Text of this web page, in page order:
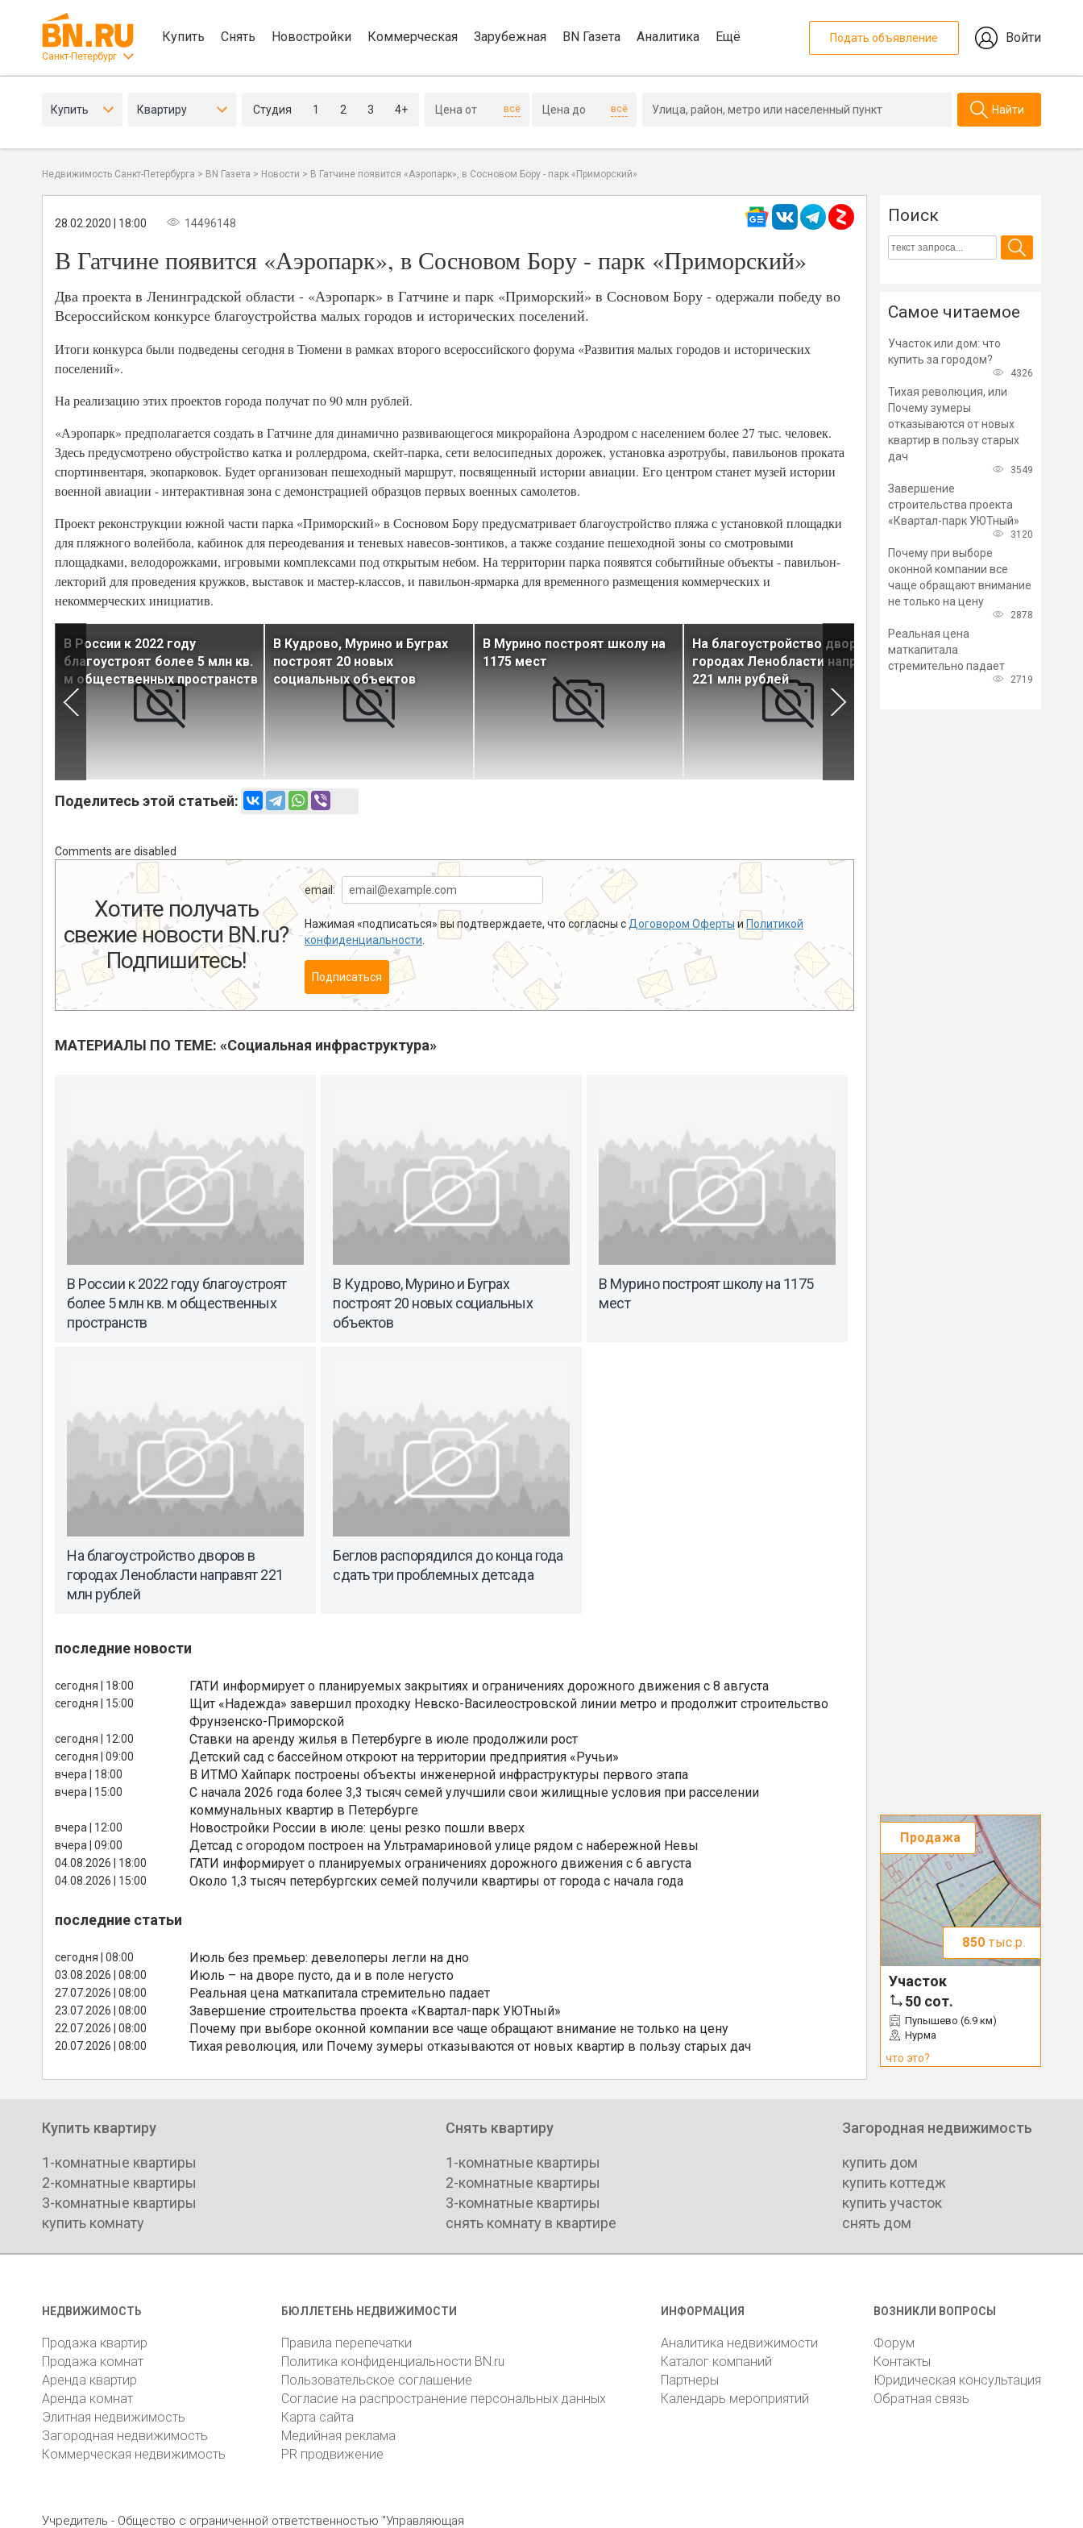
Санкт-Петербург
Купить Снять Новостройки Коммерческая Зарубежная BN Газета Аналитика Ещё Подать объявление Войти
Купить Квартиру Студия 1 2 3 4+ всё всё Найти
Недвижимость Санкт-Петербурга > BN Газета > Новости > В Гатчине появится «Аэропарк», в Сосновом Бору - парк «Приморский»
28.02.2020 | 18:00 14496148
В Гатчине появится «Аэропарк», в Сосновом Бору - парк «Приморский»
Два проекта в Ленинградской области - «Аэропарк» в Гатчине и парк «Приморский» в Сосновом Бору - одержали победу во
Всероссийском конкурсе благоустройства малых городов и исторических поселений.
Итоги конкурса были подведены сегодня в Тюмени в рамках второго всероссийского форума «Развития малых городов и исторических
поселений».
На реализацию этих проектов города получат по 90 млн рублей.
«Аэропарк» предполагается создать в Гатчине для динамично развивающегося микрорайона Аэродром с населением более 27 тыс. человек.
Здесь предусмотрено обустройство катка и роллердрома, скейт-парка, сети велосипедных дорожек, установка аэротрубы, павильонов проката
спортинвентаря, экопарковок. Будет организован пешеходный маршрут, посвященный истории авиации. Его центром станет музей истории
военной авиации - интерактивная зона с демонстрацией образцов первых военных самолетов.
Проект реконструкции южной части парка «Приморский» в Сосновом Бору предусматривает благоустройство пляжа с установкой площадки
для пляжного волейбола, кабинок для переодевания и теневых навесов-зонтиков, а также создание пешеходной зоны со смотровыми
площадками, велодорожками, игровыми комплексами под открытым небом. На территории парка появятся событийные объекты - павильон-
лекторий для проведения кружков, выставок и мастер-классов, и павильон-ярмарка для временного размещения коммерческих и
некоммерческих инициатив.
В России к 2022 году
благоустроят более 5 млн кв.
м общественных пространств
В Кудрово, Мурино и Буграх
построят 20 новых
социальных объектов
В Мурино построят школу на
1175 мест
На благоустройство дворов в
городах Ленобласти направят
221 млн рублей
Беглов распорядился до
конца года сдать три
проблемных детсада
Поделитесь этой статьей:
Comments are disabled
Хотите получать
свежие новости BN.ru?
Подпишитесь!
email:
Нажимая «подписаться» вы подтверждаете, что согласны с Договором Оферты и Политикой
конфиденциальности
Подписаться
МАТЕРИАЛЫ ПО ТЕМЕ: «Социальная инфраструктура»
В России к 2022 году благоустроят
более 5 млн кв. м общественных
пространств
В Кудрово, Мурино и Буграх
построят 20 новых социальных
объектов
В Мурино построят школу на 1175
мест
На благоустройство дворов в
городах Ленобласти направят 221
млн рублей
Беглов распорядился до конца года
сдать три проблемных детсада
последние новости
сегодня | 18:00 ГАТИ информирует о планируемых закрытиях и ограничениях дорожного движения с 8 августа
сегодня | 15:00
Щит «Надежда» завершил проходку Невско-Василеостровской линии метро и продолжит строительство
Фрунзенско-Приморской
сегодня | 12:00 Ставки на аренду жилья в Петербурге в июле продолжили рост
сегодня | 09:00 Детский сад с бассейном откроют на территории предприятия «Ручьи»
вчера | 18:00 В ИТМО Хайпарк построены объекты инженерной инфраструктуры первого этапа
вчера | 15:00
С начала 2026 года более 3,3 тысяч семей улучшили свои жилищные условия при расселении
коммунальных квартир в Петербурге
вчера | 12:00 Новостройки России в июле: цены резко пошли вверх
вчера | 09:00 Детсад с огородом построен на Ультрамариновой улице рядом с набережной Невы
04.08.2026 | 18:00 ГАТИ информирует о планируемых ограничениях дорожного движения с 6 августа
04.08.2026 | 15:00 Около 1,3 тысяч петербургских семей получили квартиры от города с начала года
последние статьи
сегодня | 08:00 Июль без премьер: девелоперы легли на дно
03.08.2026 | 08:00 Июль – на дворе пусто, да и в поле негусто
27.07.2026 | 08:00 Реальная цена маткапитала стремительно падает
23.07.2026 | 08:00 Завершение строительства проекта «Квартал-парк УЮТный»
22.07.2026 | 08:00 Почему при выборе оконной компании все чаще обращают внимание не только на цену
20.07.2026 | 08:00 Тихая революция, или Почему зумеры отказываются от новых квартир в пользу старых дач
Поиск
Самое читаемое
Участок или дом: что
купить за городом?
4326
Тихая революция, или
Почему зумеры
отказываются от новых
квартир в пользу старых
дач
3549
Завершение
строительства проекта
«Квартал-парк УЮТный»
3120
Почему при выборе
оконной компании все
чаще обращают внимание
не только на цену
2878
Реальная цена
маткапитала
стремительно падает
2719
Продажа
850 тыс.р.
Участок
50 сот.
Пупышево (6.9 км)
Нурма
что это?
Купить квартиру
1-комнатные квартиры
2-комнатные квартиры
3-комнатные квартиры
купить комнату
Снять квартиру
1-комнатные квартиры
2-комнатные квартиры
3-комнатные квартиры
снять комнату в квартире
Загородная недвижимость
купить дом
купить коттедж
купить участок
снять дом
НЕДВИЖИМОСТЬ
Продажа квартир
Продажа комнат
Аренда квартир
Аренда комнат
Элитная недвижимость
Загородная недвижимость
Коммерческая недвижимость
БЮЛЛЕТЕНЬ НЕДВИЖИМОСТИ
Правила перепечатки
Политика конфиденциальности BN.ru
Пользовательское соглашение
Согласие на распространение персональных данных
Карта сайта
Медийная реклама
PR продвижение
ИНФОРМАЦИЯ
Аналитика недвижимости
Каталог компаний
Партнеры
Календарь мероприятий
ВОЗНИКЛИ ВОПРОСЫ
Форум
Контакты
Юридическая консультация
Обратная связь
Учредитель - Общество с ограниченной ответственностью "Управляющая